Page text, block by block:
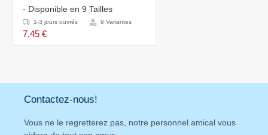
- Disponible en 9 Tailles
1-3 jours ouvrés 9 Variantes
7,45 €
Contactez-nous!
Vous ne le regretterez pas, notre personnel amical vous